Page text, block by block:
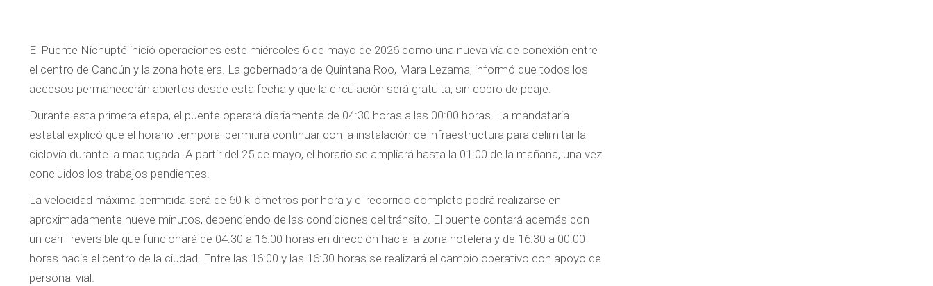
El Puente Nichupté inició operaciones este miércoles 6 de mayo de 2026 como una nueva vía de conexión entre
el centro de Cancún y la zona hotelera. La gobernadora de Quintana Roo, Mara Lezama, informó que todos los
accesos permanecerán abiertos desde esta fecha y que la circulación será gratuita, sin cobro de peaje.
Durante esta primera etapa, el puente operará diariamente de 04:30 horas a las 00:00 horas. La mandataria
estatal explicó que el horario temporal permitirá continuar con la instalación de infraestructura para delimitar la
ciclovía durante la madrugada. A partir del 25 de mayo, el horario se ampliará hasta la 01:00 de la mañana, una vez
concluidos los trabajos pendientes.
La velocidad máxima permitida será de 60 kilómetros por hora y el recorrido completo podrá realizarse en
aproximadamente nueve minutos, dependiendo de las condiciones del tránsito. El puente contará además con
un carril reversible que funcionará de 04:30 a 16:00 horas en dirección hacia la zona hotelera y de 16:30 a 00:00
horas hacia el centro de la ciudad. Entre las 16:00 y las 16:30 horas se realizará el cambio operativo con apoyo de
personal vial.